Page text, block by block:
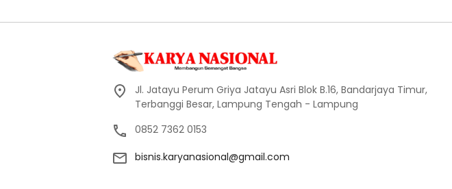
Jl. Jatayu Perum Griya Jatayu Asri Blok B.16, Bandarjaya Timur,
Terbanggi Besar, Lampung Tengah - Lampung
0852 7362 0153
bisnis.karyanasional@gmail.com